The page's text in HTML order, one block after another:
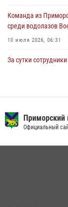
Команда из
среди водолазов
10 июля 2026, 06:31
За сутки
действия
16 июля 2026, 01:13
Приморский
Официальный